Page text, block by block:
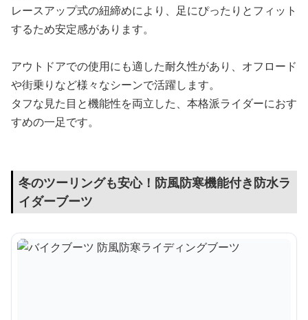
レースアップ式の紐締めにより、足にぴったりとフィット
するため安定感があります。
アウトドアでの使用にも適した耐久性があり、オフロード
や街乗りなど様々なシーンで活躍します。
タフな見た目と機能性を両立した、本格派ライダーにおす
すめの一足です。
冬のツーリングも安心！防風防寒機能付き防水ラ
イダーブーツ